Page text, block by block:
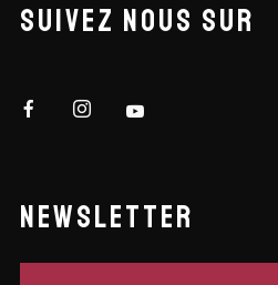
SUIVEZ NOUS SUR
NEWSLETTER